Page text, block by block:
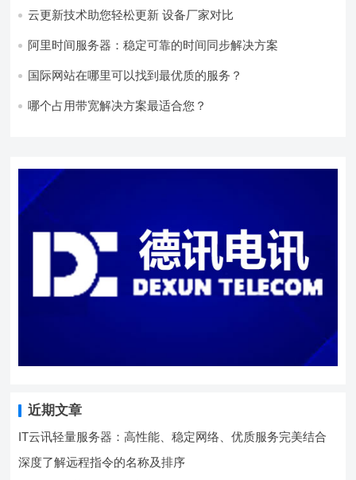
云更新技术助您轻松更新 设备厂家对比
阿里时间服务器：稳定可靠的时间同步解决方案
国际网站在哪里可以找到最优质的服务？
哪个占用带宽解决方案最适合您？
近期文章
IT云讯轻量服务器：高性能、稳定网络、优质服务完美结合
深度了解远程指令的名称及排序